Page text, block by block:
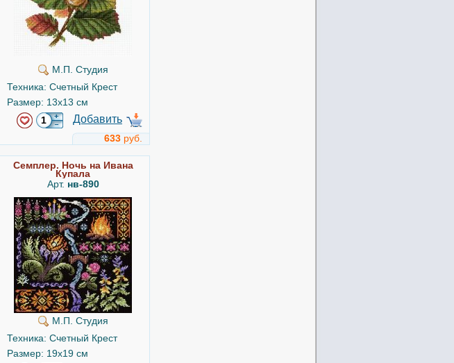
М.П. Студия
Техника: Счетный Крест
Размер: 13x13 см
Добавить
633 руб.
Семплер. Ночь на Ивана
Купала
Арт. нв-890
М.П. Студия
Техника: Счетный Крест
Размер: 19x19 см